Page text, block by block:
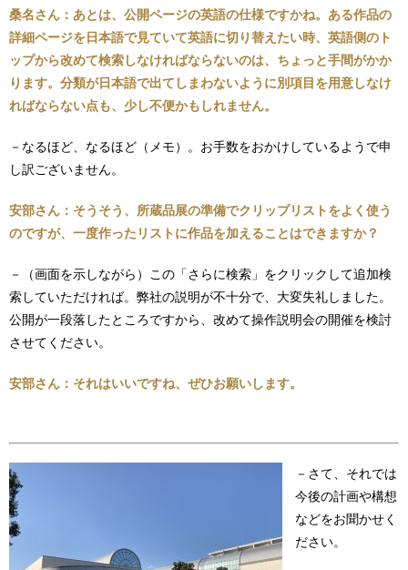
桑名さん：あとは、公開ページの英語の仕様ですかね。ある作品の
詳細ページを日本語で見ていて英語に切り替えたい時、英語側のト
ップから改めて検索しなければならないのは、ちょっと手間がかか
ります。分類が日本語で出てしまわないように別項目を用意しなけ
ればならない点も、少し不便かもしれません。
－なるほど、なるほど（メモ）。お手数をおかけしているようで申
し訳ございません。
安部さん：そうそう、所蔵品展の準備でクリップリストをよく使う
のですが、一度作ったリストに作品を加えることはできますか？
－（画面を示しながら）この「さらに検索」をクリックして追加検
索していただければ。弊社の説明が不十分で、大変失礼しました。
公開が一段落したところですから、改めて操作説明会の開催を検討
させてください。
安部さん：それはいいですね、ぜひお願いします。
－さて、それでは
今後の計画や構想
などをお聞かせく
ださい。